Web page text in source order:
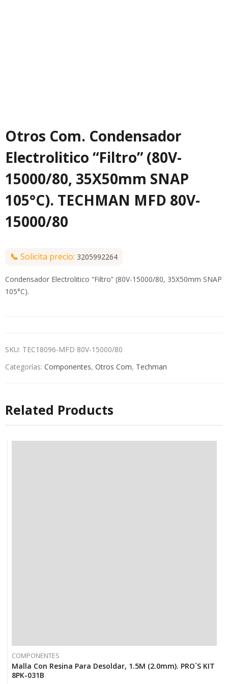
Otros Com. Condensador
Electrolitico “Filtro” (80V-
15000/80, 35X50mm SNAP
105°C). TECHMAN MFD 80V-
15000/80
📞 Solicita precio: 3205992264
Condensador Electrolitico “Filtro” (80V-15000/80, 35X50mm SNAP
105°C).
SKU: TEC18096-MFD 80V-15000/80
Categorías: Componentes, Otros Com, Techman
Related Products
COMPONENTES
Malla Con Resina Para Desoldar, 1.5M (2.0mm). PRO`S KIT
8PK-031B